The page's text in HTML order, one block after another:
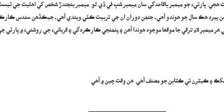
هجي. پارٽيءَ جو ميمبر باقاعدگي سان ميمبر شپ في ڏي ٿو. ميمبر بنجندڙ شخص کي اهليت جي
پيرڊ هڪ سال جو هوندو آهي، جنھن دوران ان جي تربيت ڪئي ويندي آهي، جيڪڏهن سندس
لاءِ ترقي جا موقعا موجود هوندا آهن ۽ پنھنجي ڪارڪردگي ۽ قربانيءَ جي روشنيءَ ۾ پارٽي
۽ ڪيترن ئي ڪتابن جو مصنف آھي. ھن وقت چين ۾ آھي